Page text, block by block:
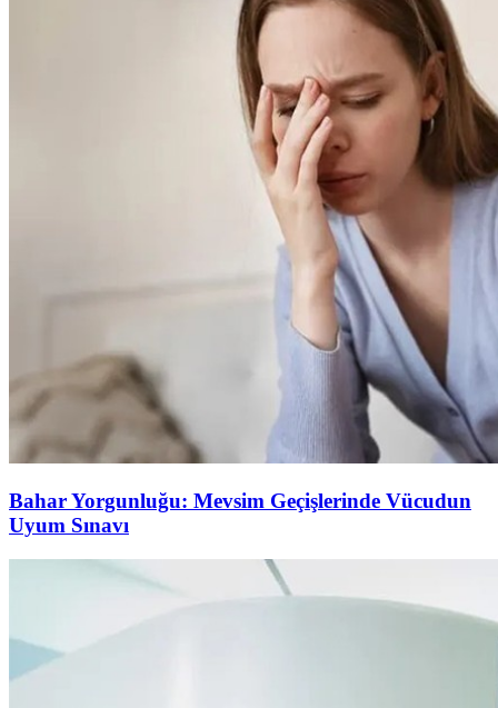
Bahar Yorgunluğu: Mevsim Geçişlerinde Vücudun
Uyum Sınavı